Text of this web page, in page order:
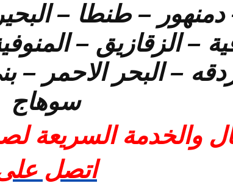
دمنهور – طنطا –
– الزقازيق –
– البحر الاحمر
سوهاج
والخدمة السريعة
اتصل